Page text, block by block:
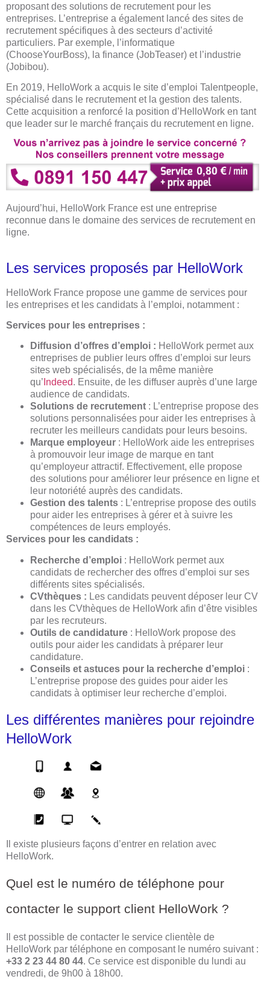
proposant des solutions de recrutement pour les
entreprises. L’entreprise a également lancé des sites de
recrutement spécifiques à des secteurs d’activité
particuliers. Par exemple, l’informatique
(ChooseYourBoss), la finance (JobTeaser) et l’industrie
(Jobibou).
En 2019, HelloWork a acquis le site d’emploi Talentpeople,
spécialisé dans le recrutement et la gestion des talents.
Cette acquisition a renforcé la position d’HelloWork en tant
que leader sur le marché français du recrutement en ligne.
Aujourd’hui, HelloWork France est une entreprise
reconnue dans le domaine des services de recrutement en
ligne.
Les services proposés par HelloWork
HelloWork France propose une gamme de services pour
les entreprises et les candidats à l’emploi, notamment :
Services pour les entreprises :
Diffusion d’offres d’emploi : HelloWork permet aux
entreprises de publier leurs offres d’emploi sur leurs
sites web spécialisés, de la même manière
qu’ Indeed. Ensuite, de les diffuser auprès d’une large
audience de candidats.
Solutions de recrutement : L’entreprise propose des
solutions personnalisées pour aider les entreprises à
recruter les meilleurs candidats pour leurs besoins.
Marque employeur : HelloWork aide les entreprises
à promouvoir leur image de marque en tant
qu’employeur attractif. Effectivement, elle propose
des solutions pour améliorer leur présence en ligne et
leur notoriété auprès des candidats.
Gestion des talents : L’entreprise propose des outils
pour aider les entreprises à gérer et à suivre les
compétences de leurs employés.
Services pour les candidats :
Recherche d’emploi : HelloWork permet aux
candidats de rechercher des offres d’emploi sur ses
différents sites spécialisés.
CVthèques : Les candidats peuvent déposer leur CV
dans les CVthèques de HelloWork afin d’être visibles
par les recruteurs.
Outils de candidature : HelloWork propose des
outils pour aider les candidats à préparer leur
candidature.
Conseils et astuces pour la recherche d’emploi :
L’entreprise propose des guides pour aider les
candidats à optimiser leur recherche d’emploi.
Les différentes manières pour rejoindre
HelloWork
Il existe plusieurs façons d’entrer en relation avec
HelloWork.
Quel est le numéro de téléphone pour
contacter le support client HelloWork ?
Il est possible de contacter le service clientèle de
HelloWork par téléphone en composant le numéro suivant :
+33 2 23 44 80 44. Ce service est disponible du lundi au
vendredi, de 9h00 à 18h00.